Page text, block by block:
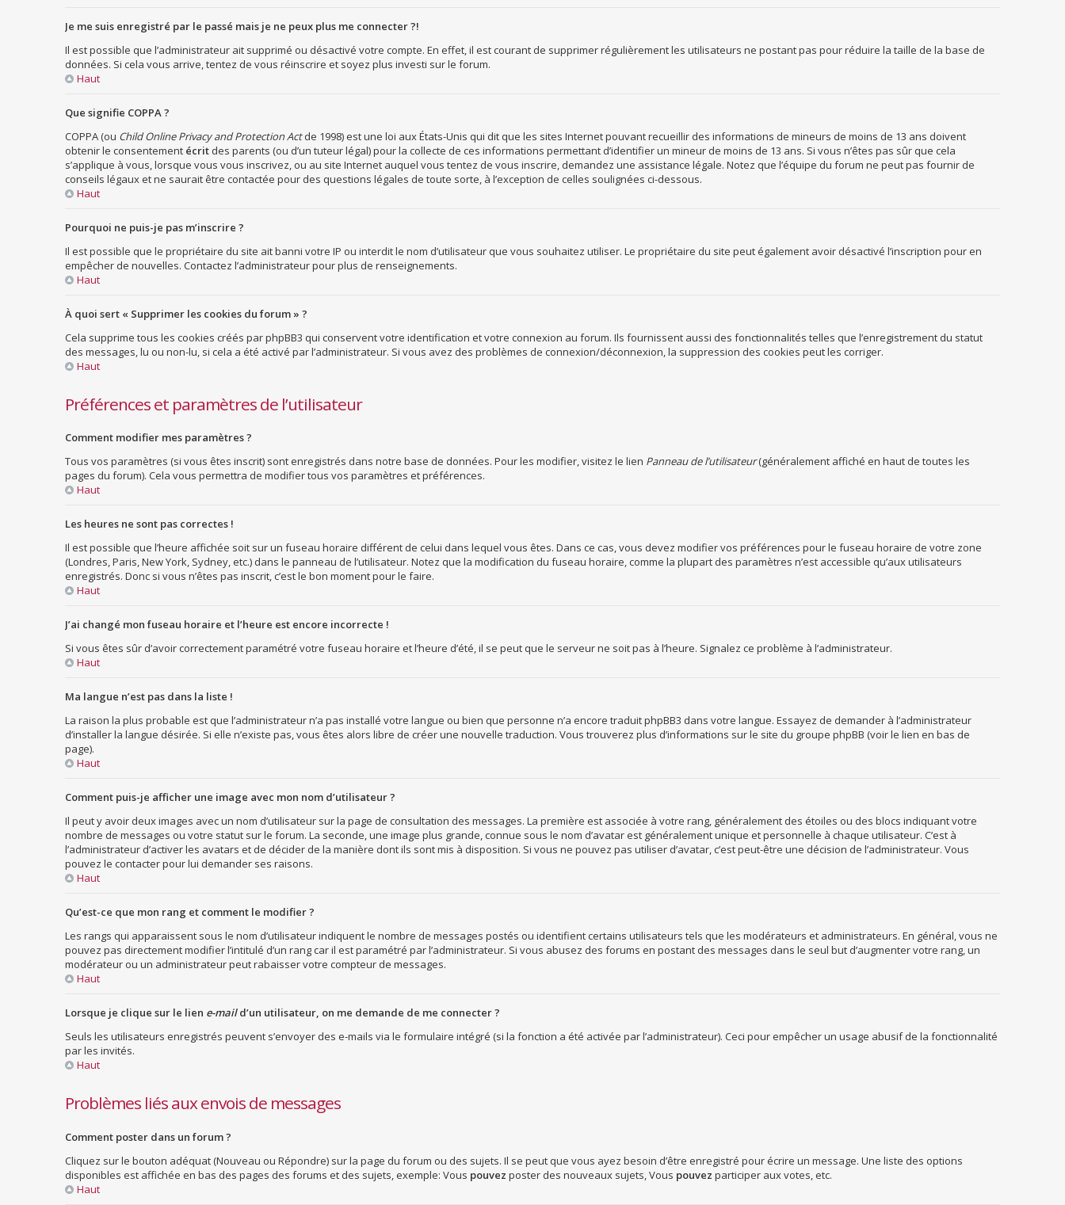
Je me suis enregistré par le passé mais je ne peux plus me connecter ?!
Il est possible que l’administrateur ait supprimé ou désactivé votre compte. En effet, il est courant de supprimer régulièrement les utilisateurs ne postant pas pour réduire la taille de la base de
données. Si cela vous arrive, tentez de vous réinscrire et soyez plus investi sur le forum.
Haut
Que signifie COPPA ?
COPPA (ou Child Online Privacy and Protection Actde 1998) est une loi aux États-Unis qui dit que les sites Internet pouvant recueillir des informations de mineurs de moins de 13 ans doivent
obtenir le consentement écrit des parents (ou d’un tuteur légal) pour la collecte de ces informations permettant d’identifier un mineur de moins de 13 ans. Si vous n’êtes pas sûr que cela
s’applique à vous, lorsque vous vous inscrivez, ou au site Internet auquel vous tentez de vous inscrire, demandez une assistance légale. Notez que l’équipe du forum ne peut pas fournir de
conseils légaux et ne saurait être contactée pour des questions légales de toute sorte, à l’exception de celles soulignées ci-dessous.
Haut
Pourquoi ne puis-je pas m’inscrire ?
Il est possible que le propriétaire du site ait banni votre IP ou interdit le nom d’utilisateur que vous souhaitez utiliser. Le propriétaire du site peut également avoir désactivé l’inscription pour en
empêcher de nouvelles. Contactez l’administrateur pour plus de renseignements.
Haut
À quoi sert « Supprimer les cookies du forum » ?
Cela supprime tous les cookies créés par phpBB3 qui conservent votre identification et votre connexion au forum. Ils fournissent aussi des fonctionnalités telles que l’enregistrement du statut
des messages, lu ou non-lu, si cela a été activé par l’administrateur. Si vous avez des problèmes de connexion/déconnexion, la suppression des cookies peut les corriger.
Haut
Préférences et paramètres de l’utilisateur
Comment modifier mes paramètres ?
Tous vos paramètres (si vous êtes inscrit) sont enregistrés dans notre base de données. Pour les modifier, visitez le lien Panneau de l’utilisateur(généralement affiché en haut de toutes les
pages du forum). Cela vous permettra de modifier tous vos paramètres et préférences.
Haut
Les heures ne sont pas correctes !
Il est possible que l’heure affichée soit sur un fuseau horaire différent de celui dans lequel vous êtes. Dans ce cas, vous devez modifier vos préférences pour le fuseau horaire de votre zone
(Londres, Paris, New York, Sydney, etc.) dans le panneau de l’utilisateur. Notez que la modification du fuseau horaire, comme la plupart des paramètres n’est accessible qu’aux utilisateurs
enregistrés. Donc si vous n’êtes pas inscrit, c’est le bon moment pour le faire.
Haut
J’ai changé mon fuseau horaire et l’heure est encore incorrecte !
Si vous êtes sûr d’avoir correctement paramétré votre fuseau horaire et l’heure d’été, il se peut que le serveur ne soit pas à l’heure. Signalez ce problème à l’administrateur.
Haut
Ma langue n’est pas dans la liste !
La raison la plus probable est que l’administrateur n’a pas installé votre langue ou bien que personne n’a encore traduit phpBB3 dans votre langue. Essayez de demander à l’administrateur
d’installer la langue désirée. Si elle n’existe pas, vous êtes alors libre de créer une nouvelle traduction. Vous trouverez plus d’informations sur le site du groupe phpBB (voir le lien en bas de
page).
Haut
Comment puis-je afficher une image avec mon nom d’utilisateur ?
Il peut y avoir deux images avec un nom d’utilisateur sur la page de consultation des messages. La première est associée à votre rang, généralement des étoiles ou des blocs indiquant votre
nombre de messages ou votre statut sur le forum. La seconde, une image plus grande, connue sous le nom d’avatar est généralement unique et personnelle à chaque utilisateur. C’est à
l’administrateur d’activer les avatars et de décider de la manière dont ils sont mis à disposition. Si vous ne pouvez pas utiliser d’avatar, c’est peut-être une décision de l’administrateur. Vous
pouvez le contacter pour lui demander ses raisons.
Haut
Qu’est-ce que mon rang et comment le modifier ?
Les rangs qui apparaissent sous le nom d’utilisateur indiquent le nombre de messages postés ou identifient certains utilisateurs tels que les modérateurs et administrateurs. En général, vous ne
pouvez pas directement modifier l’intitulé d’un rang car il est paramétré par l’administrateur. Si vous abusez des forums en postant des messages dans le seul but d’augmenter votre rang, un
modérateur ou un administrateur peut rabaisser votre compteur de messages.
Haut
Lorsque je clique sur le lien e-maild’un utilisateur, on me demande de me connecter ?
Seuls les utilisateurs enregistrés peuvent s’envoyer des e-mails via le formulaire intégré (si la fonction a été activée par l’administrateur). Ceci pour empêcher un usage abusif de la fonctionnalité
par les invités.
Haut
Problèmes liés aux envois de messages
Comment poster dans un forum ?
Cliquez sur le bouton adéquat (Nouveau ou Répondre) sur la page du forum ou des sujets. Il se peut que vous ayez besoin d’être enregistré pour écrire un message. Une liste des options
disponibles est affichée en bas des pages des forums et des sujets, exemple: Vous pouvez poster des nouveaux sujets, Vous pouvez participer aux votes, etc.
Haut